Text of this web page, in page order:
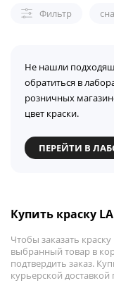
Фильтр
Не нашли
обратиться в
розничных
цвет краски.
ПЕРЕЙТИ В
Купить краску
Чтобы заказать
выбранный товар в
подтвердить заказ.
курьерской доставкой